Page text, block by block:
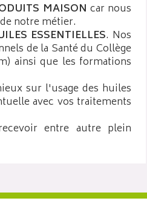
MAISON car nous
notre métier.
ESSENTIELLES. Nos
de la Santé du Collège
ainsi que les formations
sur l'usage des huiles
avec vos traitements
entre autre plein